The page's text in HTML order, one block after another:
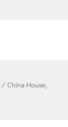
China House,